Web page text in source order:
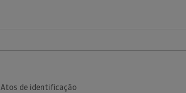
Atos de identificação